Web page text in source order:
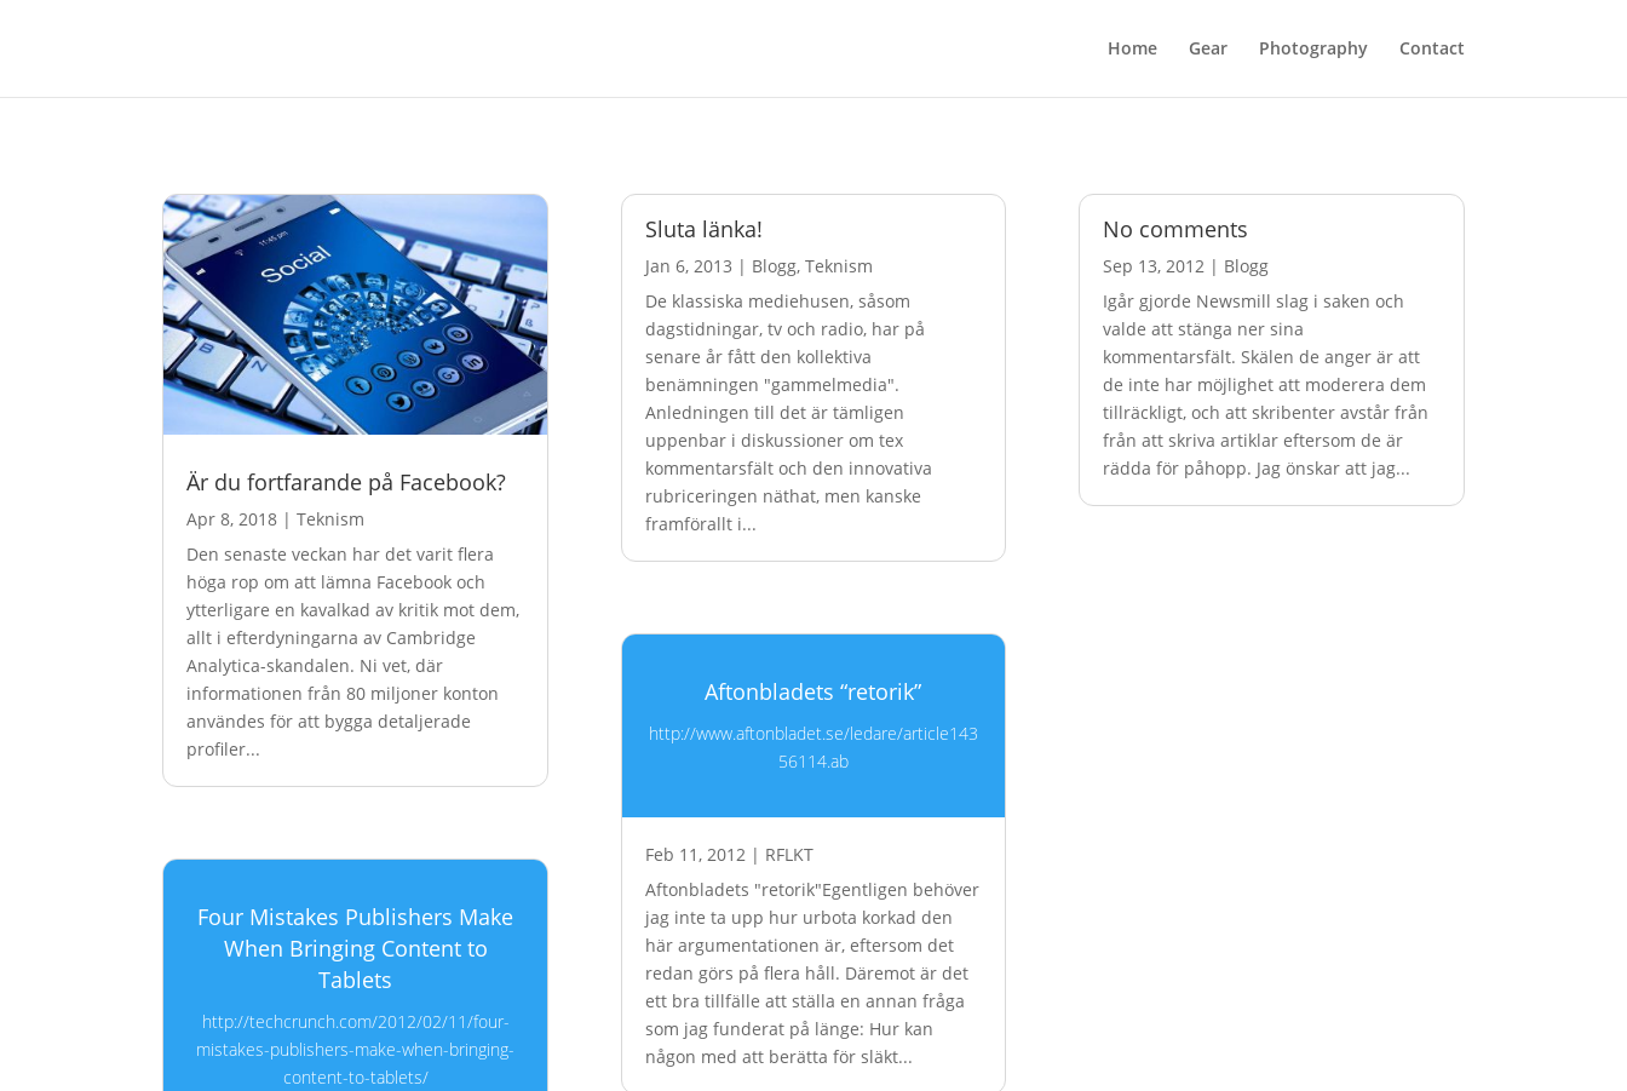
Home Gear Photography Contact
Är du fortfarande på Facebook?
Apr 8, 2018 |Teknism
Den senaste veckan har det varit flera
höga rop om att lämna Facebook och
ytterligare en kavalkad av kritik mot dem,
allt i efterdyningarna av Cambridge
Analytica-skandalen. Ni vet, där
informationen från 80 miljoner konton
användes för att bygga detaljerade
profiler...
Four Mistakes Publishers Make
When Bringing Content to
Tablets
http://techcrunch.com/2012/02/11/four-
mistakes-publishers-make-when-bringing-
content-to-tablets/
Sluta länka!
Jan 6, 2013 | Blogg, Teknism
De klassiska mediehusen, såsom
dagstidningar, tv och radio, har på
senare år fått den kollektiva
benämningen "gammelmedia".
Anledningen till det är tämligen
uppenbar i diskussioner om tex
kommentarsfält och den innovativa
rubriceringen näthat, men kanske
framförallt i...
Aftonbladets “retorik”
http://www.aftonbladet.se/ledare/article143
56114.ab
Feb 11, 2012 | RFLKT
Aftonbladets "retorik"Egentligen behöver
jag inte ta upp hur urbota korkad den
här argumentationen är, eftersom det
redan görs på flera håll. Däremot är det
ett bra tillfälle att ställa en annan fråga
som jag funderat på länge: Hur kan
någon med att berätta för släkt...
No comments
Sep 13, 2012 | Blogg
Igår gjorde Newsmill slag i saken och
valde att stänga ner sina
kommentarsfält. Skälen de anger är att
de inte har möjlighet att moderera dem
tillräckligt, och att skribenter avstår från
från att skriva artiklar eftersom de är
rädda för påhopp. Jag önskar att jag...